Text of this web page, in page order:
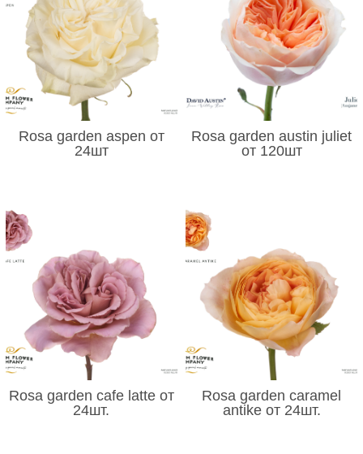
Rosa garden aspen от
24шт
Rosa garden austin juliet
от 120шт
Rosa garden cafe latte от
24шт.
Rosa garden caramel
antike от 24шт.